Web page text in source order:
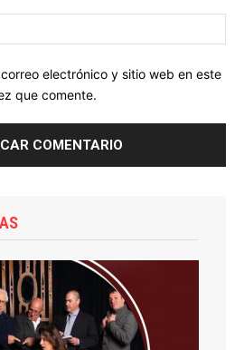
electrónico y sitio web en este
que comente.